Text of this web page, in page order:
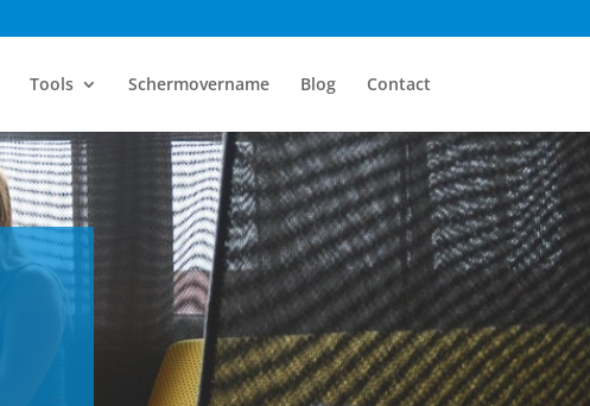
Tools Schermovername Blog Contact